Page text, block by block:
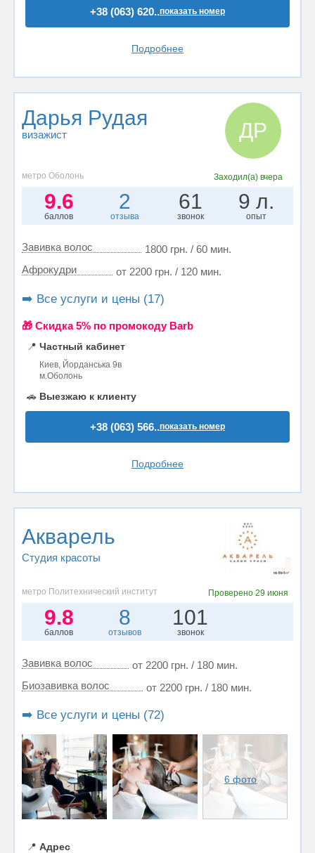
+38 (063) 620..показать номер
Подробнее
Дарья Рудая
визажист ДР
метро Оболонь Заходил(а) вчера
9.6
баллов
2
отзыва
61
звонок
9 л.
опыт
Завивка волос
1800 грн. / 60 мин.
Афрокудри
от 2200 грн. / 120 мин.
➡️ Все услуги и цены (17)
🎁 Cкидка 5% по промокоду Barb
📍 Частный кабинет
Киев, Йорданська 9в
м.Оболонь
🚗 Выезжаю к клиенту
+38 (063) 566..показать номер
Подробнее
Акварель
Студия красоты
метро Политехнический институт Проверено 29 июня
9.8
баллов
8
отзывов
101
звонок
Завивка волос
от 2200 грн. / 180 мин.
Биозавивка волос
от 2200 грн. / 180 мин.
➡️ Все услуги и цены (72)
6 фото
📍 Адрес